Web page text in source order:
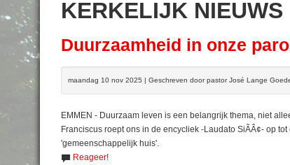
102 kaarsen voor eeuwling
Emmen wint op Open Dag
KERKELIJK NIEUWS
Duurzaamheid in onze
maandag 10 nov 2025 | Geschreven door pastor José Lange
EMMEN - Duurzaam leven is een belangrijk thema, niet
Franciscus roept ons in de encycliek -Laudato SiÃÂ¢- op
'gemeenschappelijk huis'.
Reageer!